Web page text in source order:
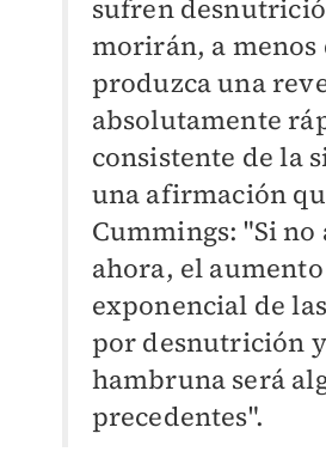
sufren
morirán, a menos
produzca una
absolutamente
consistente de la
una afirmación
Cummings: "Si no
ahora, el aumento
exponencial de
por desnutrición y
hambruna será
precedentes".